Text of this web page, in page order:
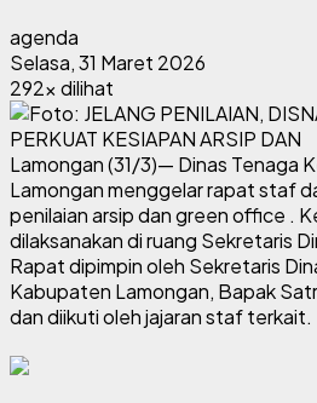
agenda
Selasa, 31 Maret 2026
292x dilihat
Lamongan (31/3)— Dinas Tenaga
Lamongan menggelar rapat staf
penilaian arsip dan green office .
dilaksanakan di ruang Sekretaris
Rapat dipimpin oleh Sekretaris
Kabupaten Lamongan, Bapak
dan diikuti oleh jajaran staf terkait.